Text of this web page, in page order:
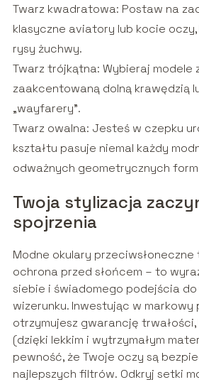
Twarz kwadratowa: Postaw na
klasyczne aviatory lub kocie
rysy żuchwy.
Twarz trójkątna: Wybieraj modele
zaakcentowaną dolną krawędzią
„wayfarery”.
Twarz owalna: Jesteś w czepku
kształtu pasuje niemal każdy
odważnych geometrycznych
Twoja stylizacja
spojrzenia
Modne okulary
ochrona przed słońcem – to
siebie i świadomego podejścia do
wizerunku. Inwestując w markowy
otrzymujesz gwarancję
(dzięki lekkim i wytrzymałym
pewność, że Twoje oczy są
najlepszych filtrów. Odkryj setki